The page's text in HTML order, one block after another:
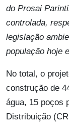
do Prosai
controlada,
legislação
população hoje
No total, o
construção de
água, 15 poços
Distribuição